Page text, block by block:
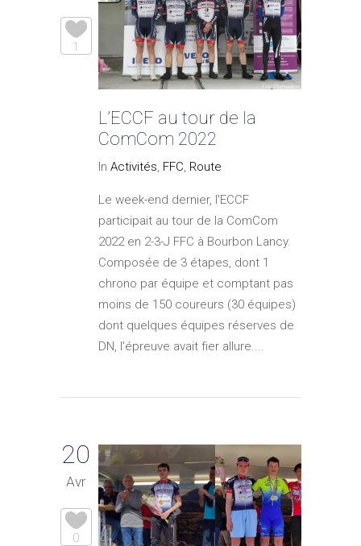
1
L’ECCF au tour de la
ComCom 2022
In Activités, FFC, Route
Le week-end dernier, l'ECCF
participait au tour de la ComCom
2022 en 2-3-J FFC à Bourbon Lancy.
Composée de 3 étapes, dont 1
chrono par équipe et comptant pas
moins de 150 coureurs (30 équipes)
dont quelques équipes réserves de
DN, l'épreuve avait fier allure....
20
Avr
0